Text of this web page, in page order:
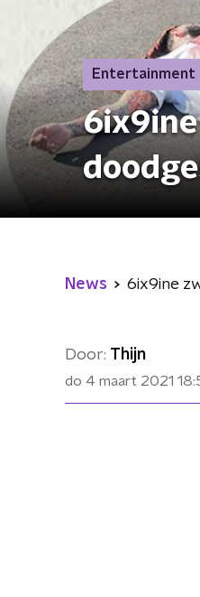
Entertainment
News 6ix9ine
Door: Thijn
do 4 maart 2021